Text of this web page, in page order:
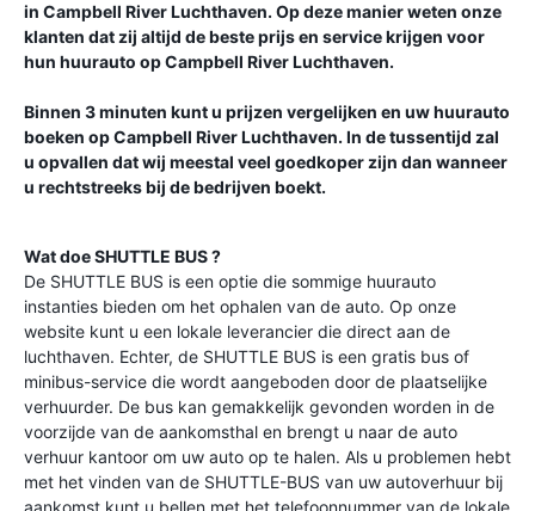
in Campbell River Luchthaven. Op deze manier weten onze
klanten dat zij altijd de beste prijs en service krijgen voor
hun huurauto opCampbell River Luchthaven.
Binnen 3 minuten kunt u prijzen vergelijken en uw huurauto
boeken opCampbell River Luchthaven. In de tussentijd zal
u opvallen dat wij meestal veel goedkoper zijn dan wanneer
u rechtstreeks bij de bedrijven boekt.
Wat doe SHUTTLE BUS ?
De SHUTTLE BUS is een optie die sommige huurauto
instanties bieden om het ophalen van de auto. Op onze
website kunt u een lokale leverancier die direct aan de
luchthaven. Echter, de SHUTTLE BUS is een gratis bus of
minibus-service die wordt aangeboden door de plaatselijke
verhuurder. De bus kan gemakkelijk gevonden worden in de
voorzijde van de aankomsthal en brengt u naar de auto
verhuur kantoor om uw auto op te halen. Als u problemen hebt
met het vinden van de SHUTTLE-BUS van uw autoverhuur bij
aankomst kunt u bellen met het telefoonnummer van de lokale